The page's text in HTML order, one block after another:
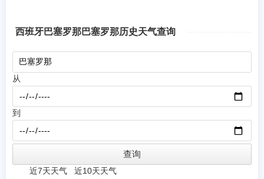
西班牙巴塞罗那巴塞罗那历史天气查询
从
到
近7天天气 近10天天气